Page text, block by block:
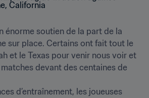
énorme soutien de la part de la
sur place. Certains ont fait tout le
et le Texas pour venir nous voir et
devant des centaines de
d’entraînement, les joueuses